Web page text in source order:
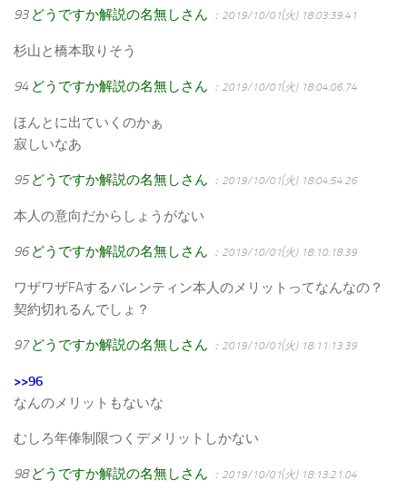
93 どうですか解説の名無しさん ：2019/10/01(火) 18:03:39.41
杉山と橋本取りそう
94 どうですか解説の名無しさん ：2019/10/01(火) 18:04:06.74
ほんとに出ていくのかぁ
寂しいなあ
95 どうですか解説の名無しさん ：2019/10/01(火) 18:04:54.26
本人の意向だからしょうがない
96 どうですか解説の名無しさん ：2019/10/01(火) 18:10:18.39
ワザワザFAするバレンティン本人のメリットってなんなの？
契約切れるんでしょ？
97 どうですか解説の名無しさん ：2019/10/01(火) 18:11:13.39
>>96
なんのメリットもないな
むしろ年俸制限つくデメリットしかない
98 どうですか解説の名無しさん ：2019/10/01(火) 18:13:21.04